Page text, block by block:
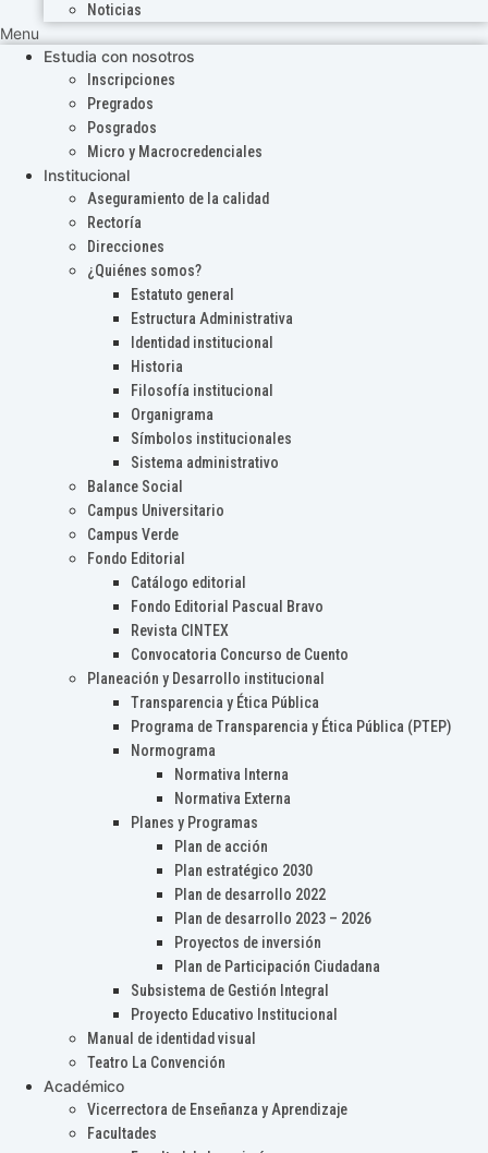
Noticias
Menu
Estudia con nosotros
Inscripciones
Pregrados
Posgrados
Micro y Macrocredenciales
Institucional
Aseguramiento de la calidad
Rectoría
Direcciones
¿Quiénes somos?
Estatuto general
Estructura Administrativa
Identidad institucional
Historia
Filosofía institucional
Organigrama
Símbolos institucionales
Sistema administrativo
Balance Social
Campus Universitario
Campus Verde
Fondo Editorial
Catálogo editorial
Fondo Editorial Pascual Bravo
Revista CINTEX
Convocatoria Concurso de Cuento
Planeación y Desarrollo institucional
Transparencia y Ética Pública
Programa de Transparencia y Ética Pública (PTEP)
Normograma
Normativa Interna
Normativa Externa
Planes y Programas
Plan de acción
Plan estratégico 2030
Plan de desarrollo 2022
Plan de desarrollo 2023 – 2026
Proyectos de inversión
Plan de Participación Ciudadana
Subsistema de Gestión Integral
Proyecto Educativo Institucional
Manual de identidad visual
Teatro La Convención
Académico
Vicerrectora de Enseñanza y Aprendizaje
Facultades